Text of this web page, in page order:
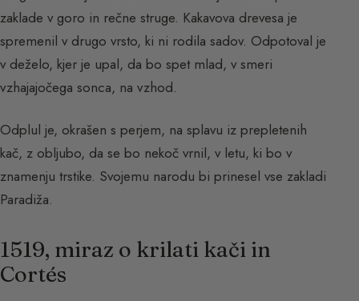
zaklade v goro in rečne struge. Kakavova drevesa je
spremenil v drugo vrsto, ki ni rodila sadov. Odpotoval je
v deželo, kjer je upal, da bo spet mlad, v smeri
vzhajajočega sonca, na vzhod.
Odplul je, okrašen s perjem, na splavu iz prepletenih
kač, z obljubo, da se bo nekoč vrnil, v letu, ki bo v
znamenju trstike. Svojemu narodu bi prinesel vse zakladi
Paradiža.
1519, miraz o krilati kači in
Cortés